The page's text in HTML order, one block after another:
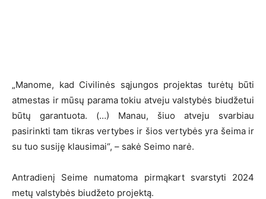
„Manome, kad Civilinės sąjungos projektas turėtų būti
atmestas ir mūsų parama tokiu atveju valstybės biudžetui
būtų garantuota. (…) Manau, šiuo atveju svarbiau
pasirinkti tam tikras vertybes ir šios vertybės yra šeima ir
su tuo susiję klausimai“, – sakė Seimo narė.
Antradienį Seime numatoma pirmąkart svarstyti 2024
metų valstybės biudžeto projektą.